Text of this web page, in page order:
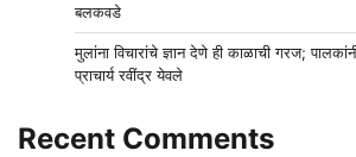
बलकवडे
मुलांना विचारांचे ज्ञान देणे ही काळाची गरज;
प्राचार्य रवींद्र येवले
Recent Comments